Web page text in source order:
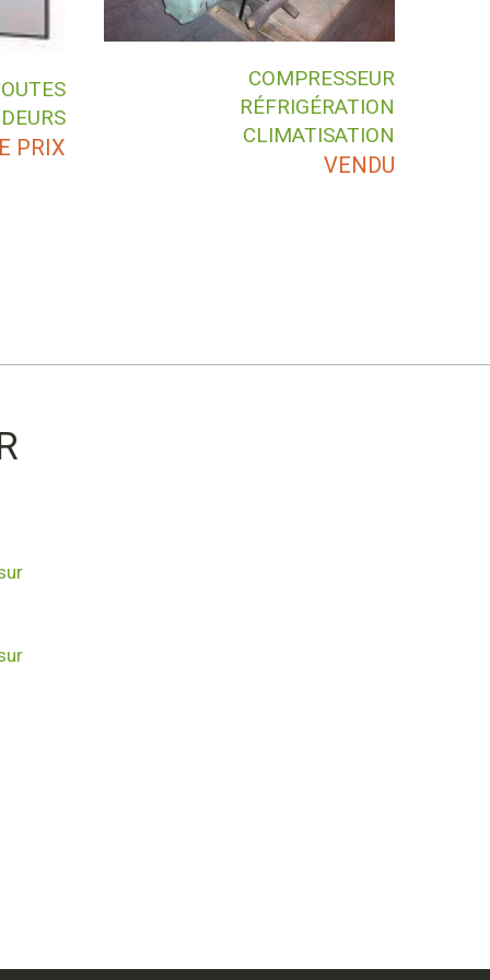
PRIX
COMPRESSEUR
RÉFRIGÉRATION
CLIMATISATION
VENDU